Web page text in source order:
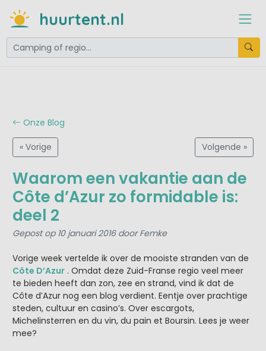
huurtent.nl
Onze Blog
« Vorige Volgende »
Waarom een vakantie aan de
Côte d’Azur zo formidable is:
deel 2
Gepost op 10 januari 2016 door Femke
Vorige week vertelde ik over de mooiste stranden van de
Côte D’Azur . Omdat deze Zuid-Franse regio veel meer
te bieden heeft dan zon, zee en strand, vind ik dat de
Côte d’Azur nog een blog verdient. Eentje over prachtige
steden, cultuur en casino’s. Over escargots,
Michelinsterren en du vin, du pain et Boursin. Lees je weer
mee?